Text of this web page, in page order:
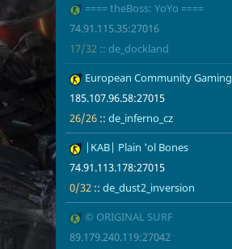
19 ==== theBoss: YoYo ====
74.91.115.35:27016
17/32 :: de_dockland
20 European Community Gaming
185.107.96.58:27015
26/26 :: de_inferno_cz
21 |KAB| Plain 'ol Bones
74.91.113.178:27015
0/32 :: de_dust2_inversion
22 © ORIGINAL SURF
89.179.240.119:27042
1